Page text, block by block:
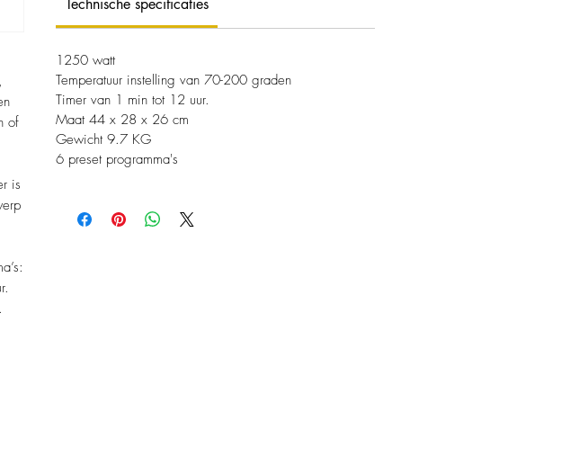
of
is
Technische specificaties
1250 watt
Temperatuur instelling van 70-200 graden
Timer van 1 min tot 12 uur.
Maat 44 x 28 x 26 cm
Gewicht 9.7 KG
6 preset programma's